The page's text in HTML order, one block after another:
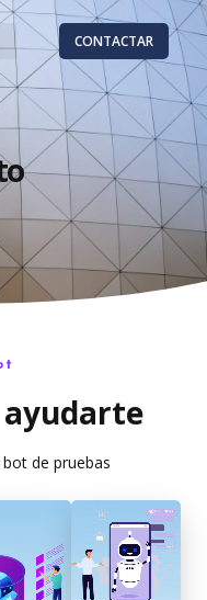
CONTACTAR
ayudarte
de pruebas